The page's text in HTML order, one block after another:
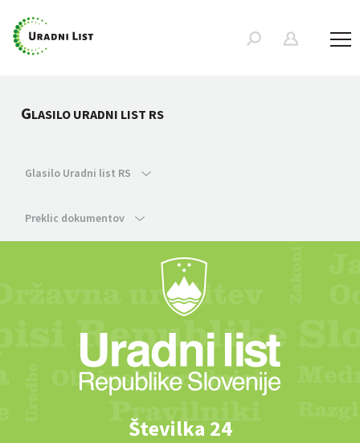
GLASILO URADNI LIST RS
Glasilo Uradni list RS
Preklic dokumentov
Številka 24